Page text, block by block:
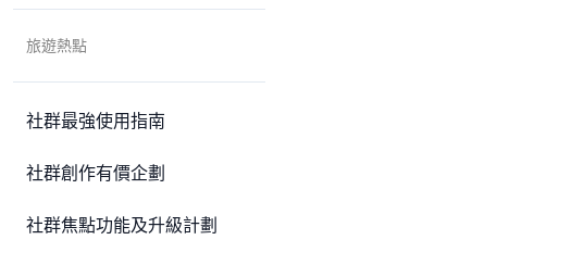
旅遊熱點
社群最強使用指南
社群創作有價企劃
社群焦點功能及升級計劃